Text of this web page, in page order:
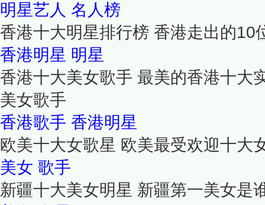
明星艺人 名人榜
香港十大明星排行榜 香港走出的10
香港明星 明星
香港十大美女歌手 最美的香港十大
美女歌手
香港歌手 香港明星
欧美十大女歌星 欧美最受欢迎十大
美女 歌手
新疆十大美女明星 新疆第一美女是